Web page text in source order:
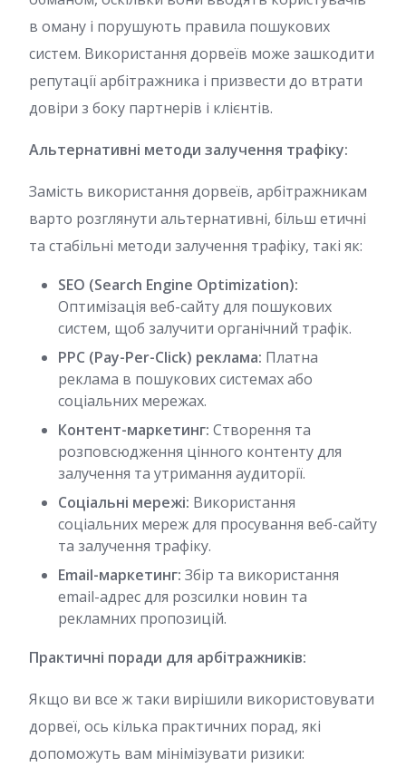
в оману і порушують правила пошукових
систем. Використання дорвеїв може зашкодити
репутації арбітражника і призвести до втрати
довіри з боку партнерів і клієнтів.
Альтернативні методи залучення трафіку:
Замість використання дорвеїв, арбітражникам
варто розглянути альтернативні, більш етичні
та стабільні методи залучення трафіку, такі як:
SEO (Search Engine Optimization):
Оптимізація веб-сайту для пошукових
систем, щоб залучити органічний трафік.
PPC (Pay-Per-Click) реклама: Платна
реклама в пошукових системах або
соціальних мережах.
Контент-маркетинг: Створення та
розповсюдження цінного контенту для
залучення та утримання аудиторії.
Соціальні мережі: Використання
соціальних мереж для просування веб-сайту
та залучення трафіку.
Email-маркетинг: Збір та використання
email-адрес для розсилки новин та
рекламних пропозицій.
Практичні поради для арбітражників:
Якщо ви все ж таки вирішили використовувати
дорвеї, ось кілька практичних порад, які
допоможуть вам мінімізувати ризики: